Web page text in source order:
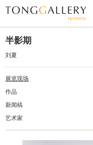
半影期
刘夏
展览现场
作品
新闻稿
艺术家